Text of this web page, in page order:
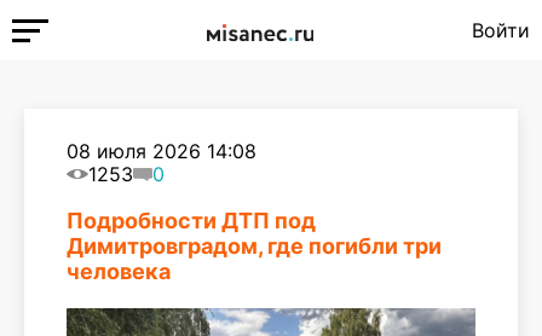
Войти
08 июля 2026 14:08
1253
0
Подробности ДТП под
Димитровградом, где погибли три
человека